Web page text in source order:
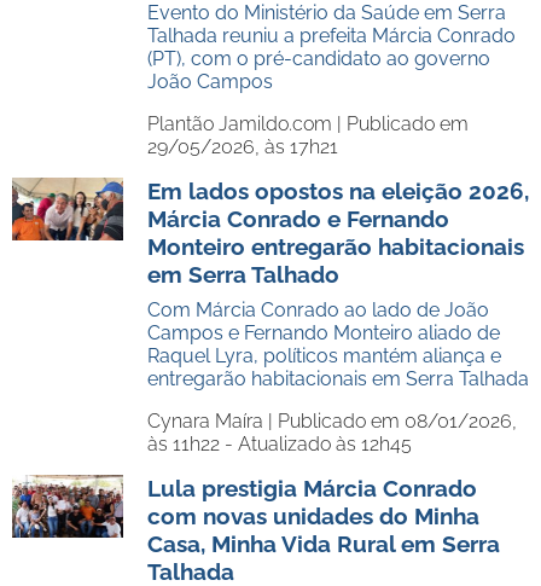
Evento do Ministério da Saúde em Serra
Talhada reuniu a prefeita Márcia Conrado
(PT), com o pré-candidato ao governo
João Campos
Plantão Jamildo.com | Publicado em
29/05/2026, às 17h21
Em lados opostos na eleição 2026,
Márcia Conrado e Fernando
Monteiro entregarão habitacionais
em Serra Talhado
Com Márcia Conrado ao lado de João
Campos e Fernando Monteiro aliado de
Raquel Lyra, políticos mantém aliança e
entregarão habitacionais em Serra Talhada
Cynara Maíra | Publicado em 08/01/2026,
às 11h22 - Atualizado às 12h45
Lula prestigia Márcia Conrado
com novas unidades do Minha
Casa, Minha Vida Rural em Serra
Talhada